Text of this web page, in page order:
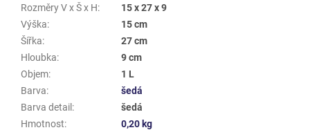
Rozměry V x Š x H:
15 x 27 x 9
Výška:
15 cm
Šířka:
27 cm
Hloubka:
9 cm
Objem:
1 L
Barva:
šedá
Barva detail :
šedá
Hmotnost:
0,20 kg